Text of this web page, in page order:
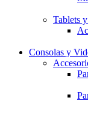
Tablets
Consolas y